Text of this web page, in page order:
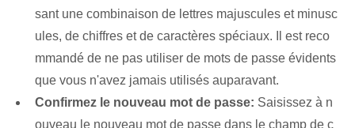
sant une combinaison de lettres majuscules et minusc
ules, de chiffres et de caractères spéciaux. Il est reco
mmandé de ne pas utiliser de mots de passe évidents
que vous n'avez jamais utilisés auparavant.
Confirmez le nouveau mot de passe: Saisissez à n
ouveau le nouveau mot de passe dans le champ de c